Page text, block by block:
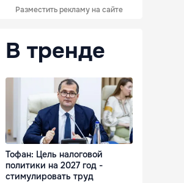
Разместить рекламу на сайте
В тренде
Тофан: Цель налоговой
политики на 2027 год -
стимулировать труд